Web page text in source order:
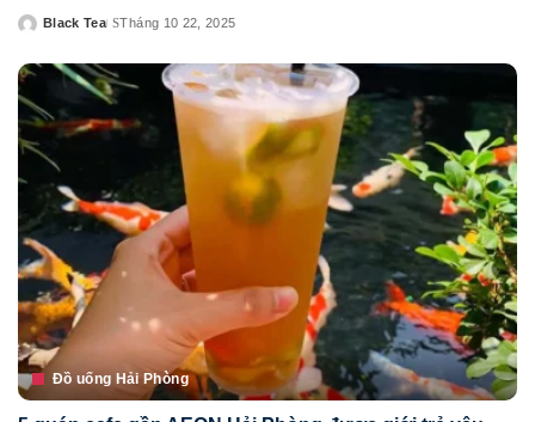
Posted
Black Tea Tháng 10 22, 2025
Đồ uống Hải Phòng